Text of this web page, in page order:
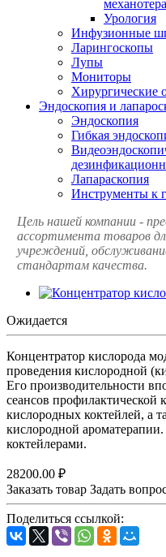
Урология
Инфузионные
Ларингоскопы
Лупы
Мониторы
Хирургические
Эндоскопия и
Эндоскопия
Гибкая
Лапараскопия
Инструменты к
Цель нашей компании -
ассортимента товаров
учреждений,
стандартам качества.
Ожидается
Концентратор кислорода
проведения кислородной
Его производительности
сеансов профилактической
кислородных коктейлей, а
кислородной
коктейлерами.
28200.00 ₽
Заказать товар Задать
Поделиться ссылкой: